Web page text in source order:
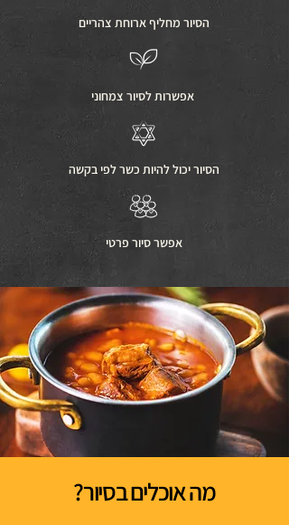
הסיור מחליף ארוחת צהריים
אפשרות לסיור צמחוני
הסיור יכול להיות כשר לפי בקשה
אפשר סיור פרטי
מה אוכלים בסיור?